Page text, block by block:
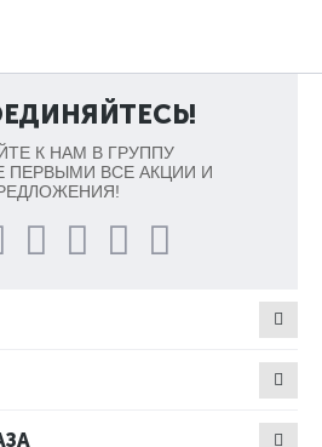
К НАМ В ГРУППУ
ПЕРВЫМИ ВСЕ АКЦИИ И